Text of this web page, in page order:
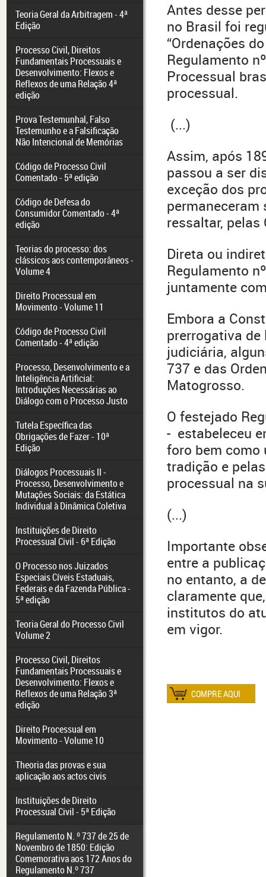
Teoria Geral da Arbitragem - 4ª
Edição
Processo Civil, Direitos
Fundamentais Processuais e
Desenvolvimento: Flexos e
Reflexos de uma Relação 4ª
edição
Prova Testemunhal, Falso
Testemunho e a Falsificação
Não Intencional de Memórias
Código de Processo Civil
Comentado - 5ª edição
Código de Defesa do
Consumidor Comentado - 4ª
edição
Teorias do processo: dos
clássicos aos contemporâneos -
Volume 4
Direito Processual em
Movimento - Volume 11
Código de Processo Civil
Comentado - 4ª edição
Processo, Desenvolvimento e a
Inteligência Artificial:
Introduções Necessárias ao
Diálogo com o Processo Justo
Tutela Específica das
Obrigações de Fazer - 10ª
Edição
Diálogos Processuais II -
Processo, Desenvolvimento e
Mutações Sociais: da Estática
Individual à Dinâmica Coletiva
Instituições de Direito
Processual Civil - 6ª Edição
O Processo nos Juizados
Especiais Cíveis Estaduais,
Federais e da Fazenda Pública -
5ª edição
Teoria Geral do Processo Civil
Volume 2
Processo Civil, Direitos
Fundamentais Processuais e
Desenvolvimento: Flexos e
Reflexos de uma Relação 3ª
edição
Direito Processual em
Movimento - Volume 10
Theoria das provas e sua
aplicação aos actos civis
Instituições de Direito
Processual Civil - 5ª Edição
Regulamento N. º 737 de 25 de
Novembro de 1850: Edição
Comemorativa aos 172 Anos do
Regulamento N.º 737
Antes desse
no Brasil foi
“Ordenações
Regulamento
Processual
processual.
(...)
Assim, após
passou a ser
exceção dos
permaneceram
ressaltar,
Direta ou
Regulamento
juntamente
Embora a
prerrogativa
judiciária,
737 e das
Matogrosso.
O festejado
- estabeleceu
foro bem como
tradição e
processual na
(...)
Importante
entre a
no entanto, a
claramente
institutos do
em vigor.